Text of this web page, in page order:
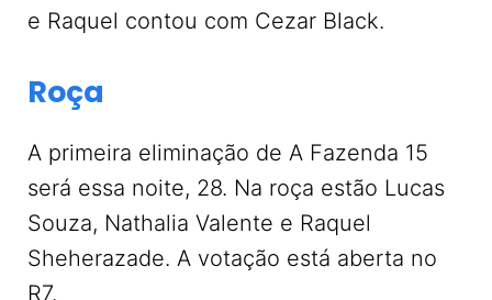
e Raquel contou com Cezar Black.
Roça
A primeira eliminação de A Fazenda 15
será essa noite, 28. Na roça estão Lucas
Souza, Nathalia Valente e Raquel
Sheherazade. A votação está aberta no
R7.